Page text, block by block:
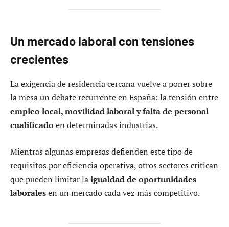
Un mercado laboral con tensiones
crecientes
La exigencia de residencia cercana vuelve a poner sobre
la mesa un debate recurrente en España: la tensión entre
empleo local, movilidad laboral y falta de personal
cualificado en determinadas industrias.
Mientras algunas empresas defienden este tipo de
requisitos por eficiencia operativa, otros sectores critican
que pueden limitar laigualdad de oportunidades
laboralesen un mercado cada vez más competitivo.